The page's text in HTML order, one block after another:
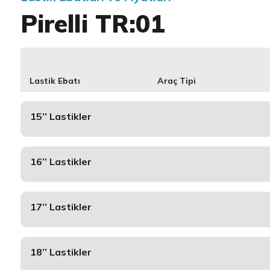
Pirelli TR:01
Lastik Ebatı Araç Tipi
15’’ Lastikler
16’’ Lastikler
17’’ Lastikler
18’’ Lastikler